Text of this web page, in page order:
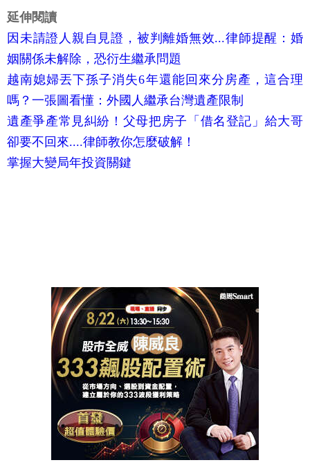
延伸閱讀
因未請證人親自見證，被判離婚無效...律師提醒：婚
姻關係未解除，恐衍生繼承問題
越南媳婦丟下孫子消失6年還能回來分房產，這合理
嗎？一張圖看懂：外國人繼承台灣遺產限制
遺產爭產常見糾紛！父母把房子「借名登記」給大哥